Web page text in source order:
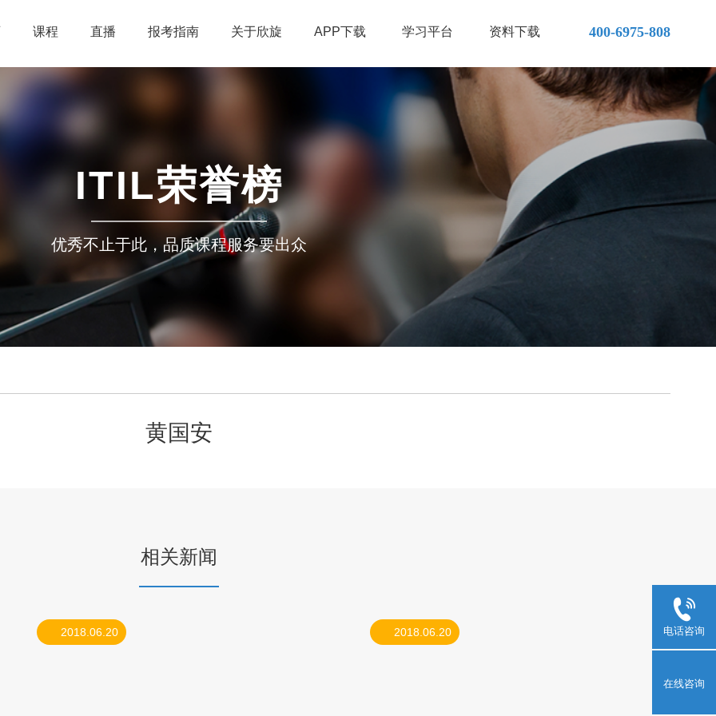
学习平台 资料下载 400-6975-808
课程 直播 报考指南 关于欣旋 APP下载
ITIL荣誉榜
优秀不止于此，品质课程服务要出众
黄国安
相关新闻
2018.06.20 2018.06.20 电话咨询
在线咨询